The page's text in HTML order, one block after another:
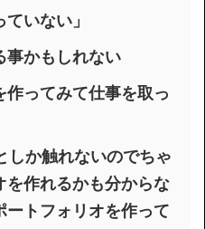
いない」
事かもしれない
作ってみて仕事を取っ
か触れないのでちゃ
を作れるかも分からな
ートフォリオを作って